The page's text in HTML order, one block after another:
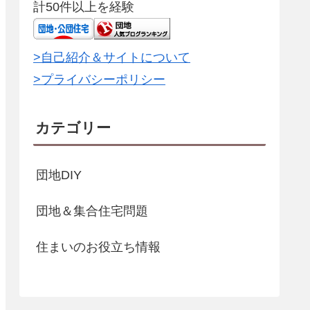
計50件以上を経験
>自己紹介＆サイトについて
>プライバシーポリシー
カテゴリー
団地DIY
団地＆集合住宅問題
住まいのお役立ち情報